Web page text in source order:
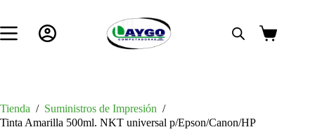
contenido
Carro
Tienda / Suministros de Impresión /
Tinta Amarilla 500ml. NKT universal p/Epson/Canon/HP